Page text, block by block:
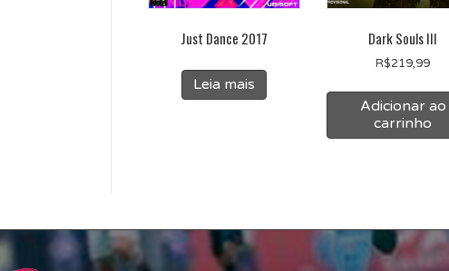
Just Dance 2017
Leia mais
Dark Souls III
R$219,99
Adicionar ao
carrinho